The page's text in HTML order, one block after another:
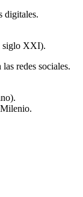
digitales.
siglo XXI).
redes sociales.